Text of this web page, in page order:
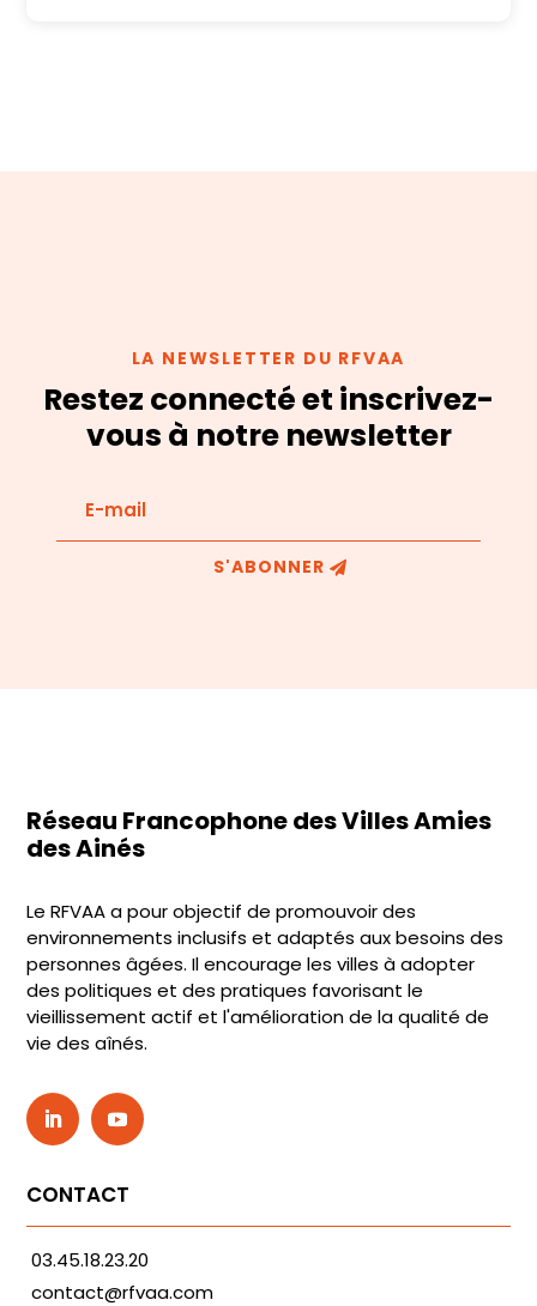
LA NEWSLETTER DU RFVAA
Restez connecté et inscrivez-
vous à notre newsletter
S'ABONNER
Réseau Francophone des Villes Amies
des Ainés
Le RFVAA a pour objectif de promouvoir des
environnements inclusifs et adaptés aux besoins des
personnes âgées. Il encourage les villes à adopter
des politiques et des pratiques favorisant le
vieillissement actif et l'amélioration de la qualité de
vie des aînés.
CONTACT
03.45.18.23.20
contact@rfvaa.com